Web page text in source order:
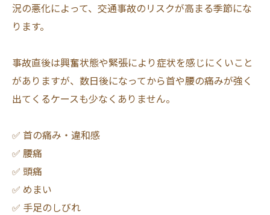
況の悪化によって、交通事故のリスクが高まる季節にな
ります。
事故直後は興奮状態や緊張により症状を感じにくいこと
がありますが、数日後になってから首や腰の痛みが強く
出てくるケースも少なくありません。
✅ 首の痛み・違和感
✅ 腰痛
✅ 頭痛
✅ めまい
✅ 手足のしびれ